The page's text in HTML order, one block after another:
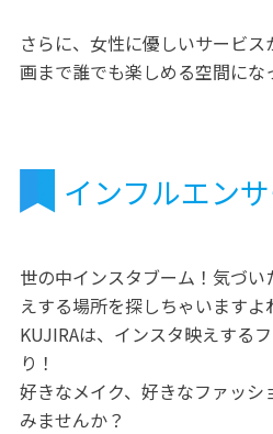
さらに、女性に優しいサービ
画まで誰でも楽しめる空間にな
インフルエン
世の中インスタブーム！気づ
えする場所を探しちゃいますよ
KUJIRAは、インスタ映えする
り！
好きなメイク、好きなファッシ
みませんか？